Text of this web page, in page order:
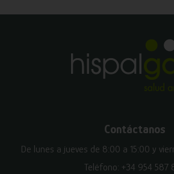
Contáctanos
De lunes a jueves de 8:00 a 15:00 y
Teléfono: +34 954 587